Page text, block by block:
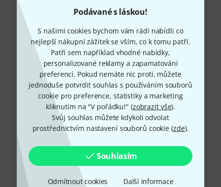
Podávané s láskou!
S našimi cookies bychom vám rádi nabídli co
nejlepší nákupní zážitek se vším, co k tomu patří.
Patří sem například vhodné nabídky,
personalizované reklamy a zapamatování
preferencí. Pokud nemáte nic proti, můžete
jednoduše potvrdit souhlas s používáním souborů
cookie pro preference, statistiky a marketing
kliknutím na "V pořádku!" (zobrazit vše).
Svůj souhlas můžete kdykoli odvolat
prostřednictvím nastavení souborů cookie (zde).
Souhlasím
Odmítnout cookies Další informace
+49-9546-9223-649
Máte-li jakýkoli dotaz nebo problém, kolegové ze
zákaznického centra jsou vždy připraveni pomoci
Mějte připraveno zákaznické číslo
Provozní doba (CEST - Středoevropský
letní čas)
Zařídit zpětné volání
Více možností kontaktu